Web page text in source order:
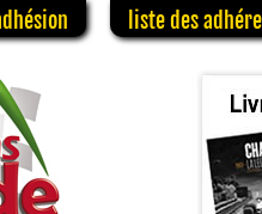
liste des